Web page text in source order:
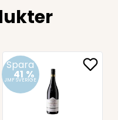
Spara
41 %
JMF SVERIGE